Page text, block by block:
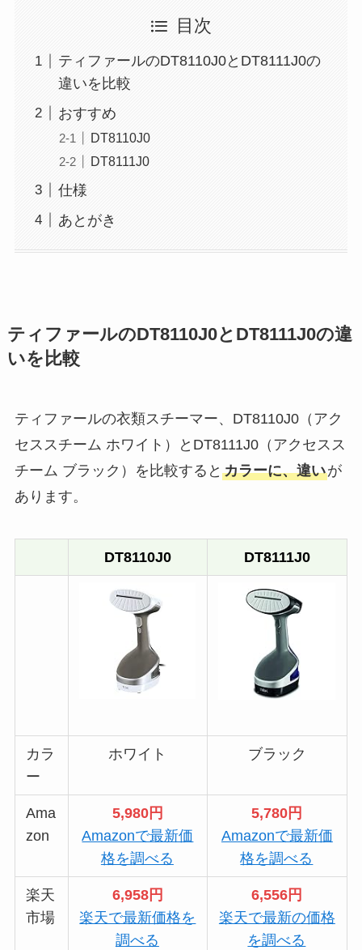
目次
ティファールのDT8110J0とDT8111J0の
違いを比較
おすすめ
DT8110J0
DT8111J0
仕様
あとがき
ティファールのDT8110J0とDT8111J0の違
いを比較
ティファールの衣類スチーマー、DT8110J0（アク
セススチーム ホワイト）とDT8111J0（アクセスス
チーム ブラック）を比較すると カラーに、違いが
あります。
DT8110J0 DT8111J0
カラ
ー
ホワイト ブラック
Ama
zon
5,980円
Amazonで最新価
格を調べる
5,780円
Amazonで最新価
格を調べる
楽天
市場
6,958円
楽天で最新価格を
調べる
6,556円
楽天で最新の価格
を調べる